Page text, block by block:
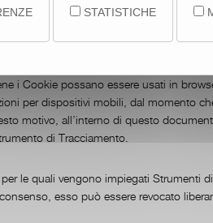
i Cookie possano essere usati in
per dispositivi mobili, dal momento
motivo, all’interno di questo
di Tracciamento.
le quali vengono impiegati Strumenti
esso può essere revocato
STATISTICHE